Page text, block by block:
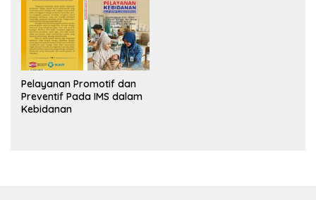
Pelayanan Promotif dan
Preventif Pada IMS dalam
Kebidanan